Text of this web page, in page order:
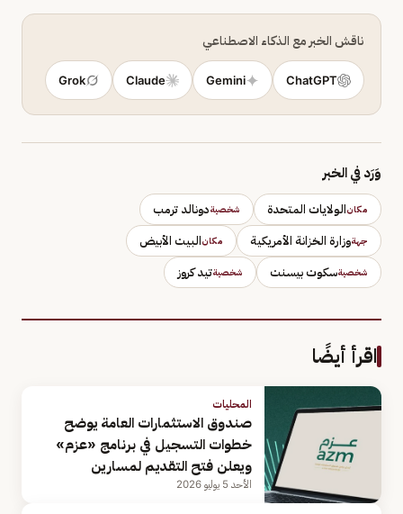
ناقش الخبر مع الذكاء الاصطناعي
ChatGPT
Gemini
Claude
Grok
وَرَد في الخبر
مكانالولايات المتحدة شخصيةدونالد ترمب
جهةوزارة الخزانة الأمريكية مكانالبيت الأبيض
شخصيةسكوت بيسنت شخصيةتيد كروز
اقرأ أيضًا
المحليات
صندوق الاستثمارات العامة يوضح
خطوات التسجيل في برنامج «عزم»
ويعلن فتح التقديم لمسارين
الأحد 5 يوليو 2026